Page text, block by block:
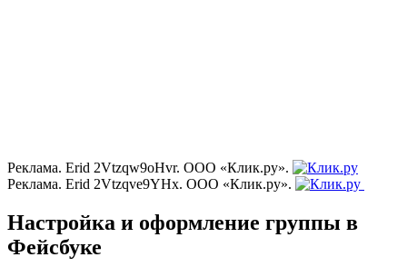
Реклама. Erid 2Vtzqw9oHvr. ООО «Клик.ру».
Реклама. Erid 2Vtzqve9YHx. ООО «Клик.ру».
Настройка и оформление группы в
Фейсбуке